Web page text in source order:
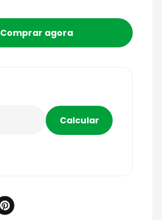
Comprar agora